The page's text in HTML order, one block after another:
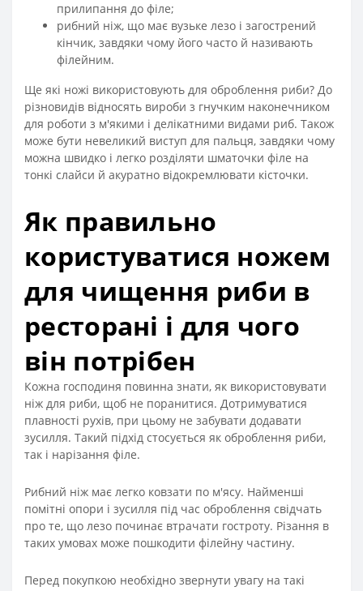
прилипання до філе;
рибний ніж, що має вузьке лезо і загострений
кінчик, завдяки чому його часто й називають
філейним.
Ще які ножі використовують для оброблення риби? До
різновидів відносять вироби з гнучким наконечником
для роботи з м'якими і делікатними видами риб. Також
може бути невеликий виступ для пальця, завдяки чому
можна швидко і легко розділяти шматочки філе на
тонкі слайси й акуратно відокремлювати кісточки.
Як правильно
користуватися ножем
для чищення риби в
ресторані і для чого
він потрібен
Кожна господиня повинна знати, як використовувати
ніж для риби, щоб не поранитися. Дотримуватися
плавності рухів, при цьому не забувати додавати
зусилля. Такий підхід стосується як оброблення риби,
так і нарізання філе.
Рибний ніж має легко ковзати по м'ясу. Найменші
помітні опори і зусилля під час оброблення свідчать
про те, що лезо починає втрачати гостроту. Різання в
таких умовах може пошкодити філейну частину.
Перед покупкою необхідно звернути увагу на такі